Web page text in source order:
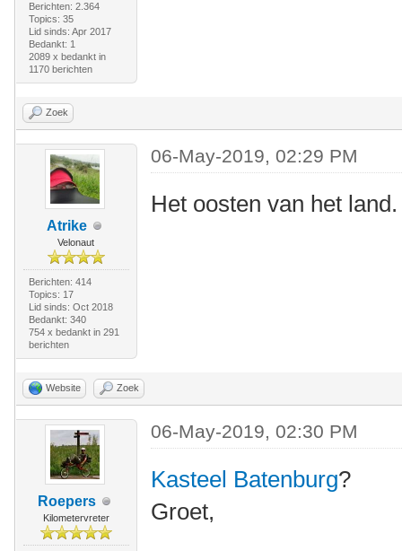
Berichten: 2.364
Topics: 35
Lid sinds: Apr 2017
Bedankt: 1
2089 x bedankt in
1170 berichten
Zoek
Atrike
Velonaut
Berichten: 414
Topics: 17
Lid sinds: Oct 2018
Bedankt: 340
754 x bedankt in 291
berichten
06-May-2019, 02:29 PM
Het oosten van het land.
Website Zoek
Roepers
Kilometervreter
06-May-2019, 02:30 PM
Kasteel Batenburg?
Groet,